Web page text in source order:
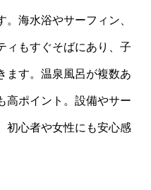
海水浴やサーフィン、
ィもすぐそばにあり、子
ます。温泉風呂が複数あ
高ポイント。設備やサー
初心者や女性にも安心感